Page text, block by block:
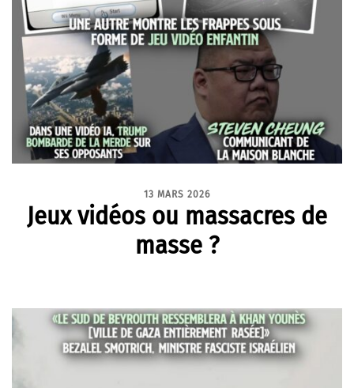
13 MARS 2026
Jeux vidéos ou massacres de
masse ?